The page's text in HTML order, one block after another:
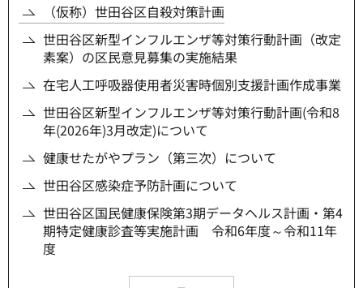
（仮称）世田谷区自殺対策計画
世田谷区新型インフルエンザ等対策行動計画（改定
素案）の区民意見募集の実施結果
在宅人工呼吸器使用者災害時個別支援計画作成事業
世田谷区新型インフルエンザ等対策行動計画(令和8
年(2026年)3月改定)について
健康せたがやプラン（第三次）について
世田谷区感染症予防計画について
世田谷区国民健康保険第3期データヘルス計画・第4
期特定健康診査等実施計画 令和6年度～令和11年
度